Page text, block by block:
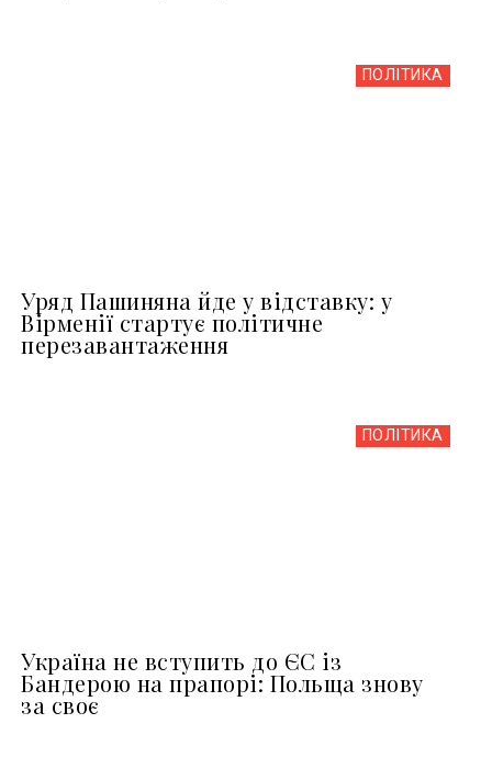
ПОЛІТИКА
Уряд Пашиняна йде у відставку: у
Вірменії стартує політичне
перезавантаження
ПОЛІТИКА
Україна не вступить до ЄС із
Бандерою на прапорі: Польща знову
за своє